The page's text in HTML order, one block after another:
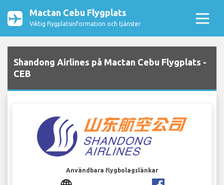
Mactan Cebu Flygplats
Viktig flygplatsinformation och tjänster
Shandong Airlines på Mactan Cebu Flygplats -
CEB
Användbara flygbolagslänkar